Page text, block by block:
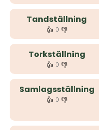
Tandställning
👍 0 👎
Torkställning
👍 0 👎
Samlagsställning
👍 0 👎